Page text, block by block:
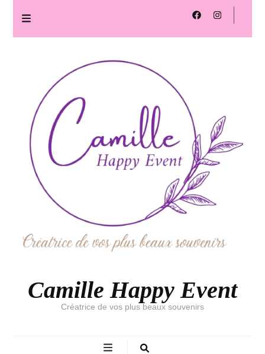
Camille Happy Event
Créatrice de vos plus beaux souvenirs